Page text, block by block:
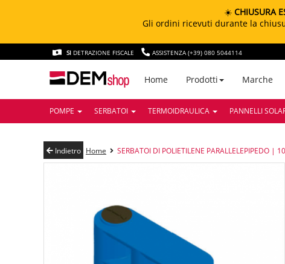
☀️ CHIUSURA
Gli ordini ricevuti durante la
SI DETRAZIONE FISCALE ASSISTENZA (+39) 080 5044114
Home Prodotti Marche
POMPE SERBATOI TERMOIDRAULICA PANNELLI
Indietro Home SERBATOI DI POLIETILENE PARALLELEPIPEDO |